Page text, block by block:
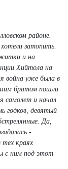
районе.
затопить.
и на
Хийтола на
война уже была в
братом пошли
самолет и начал
годков, девятый
Да,
-
краях
с ним под этот